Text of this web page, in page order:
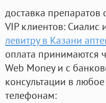
доставка препаратов
VIP клиентов:
левитру в Казани
оплата принимаются
Web Money и с
консультации в
телефонам: